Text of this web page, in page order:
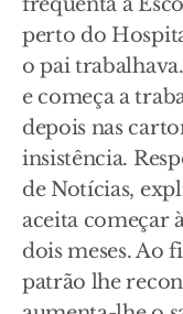
perto do
o pai
e começa a
depois nas
insistência.
de Notícias,
aceita começar
dois meses. Ao
patrão lhe